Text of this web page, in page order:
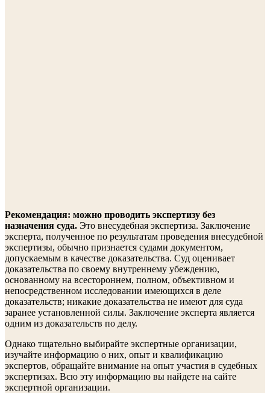
Рекомендация: можно проводить экспертизу без
назначения суда. Это внесудебная экспертиза. Заключение
эксперта, полученное по результатам проведения внесудебной
экспертизы, обычно признается судами документом,
допускаемым в качестве доказательства. Суд оценивает
доказательства по своему внутреннему убеждению,
основанному на всестороннем, полном, объективном и
непосредственном исследовании имеющихся в деле
доказательств; никакие доказательства не имеют для суда
заранее установленной силы. Заключение эксперта является
одним из доказательств по делу.
Однако тщательно выбирайте экспертные организации,
изучайте информацию о них, опыт и квалификацию
экспертов, обращайте внимание на опыт участия в судебных
экспертизах. Всю эту информацию вы найдете на сайте
экспертной организации.